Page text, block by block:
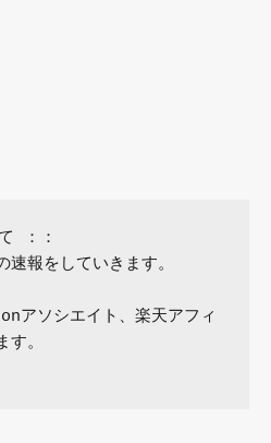
報をしていきます。
アソシエイト、楽天アフィ
す。